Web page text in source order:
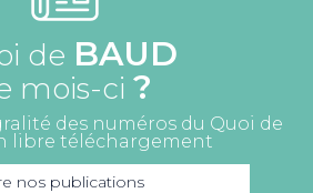
de BAUD
mois-ci ?
des numéros du Quoi de
libre téléchargement
nos publications